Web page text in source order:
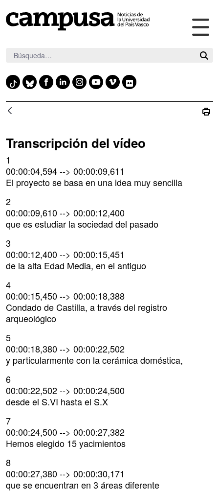
Saltar al contenido principal
T
k
B
k
F
o
k
L
d
n
I
g
a
m
Y
b
V
F
r
Transcripción del vídeo
1
00:00:04,594 --> 00:00:09,611
El proyecto se basa en una idea muy sencilla
2
00:00:09,610 --> 00:00:12,400
que es estudiar la sociedad del pasado
3
00:00:12,400 --> 00:00:15,451
de la alta Edad Media, en el antiguo
4
00:00:15,450 --> 00:00:18,388
Condado de Castilla, a través del registro
arqueológico
5
00:00:18,380 --> 00:00:22,502
y particularmente con la cerámica doméstica,
6
00:00:22,502 --> 00:00:24,500
desde el S.VI hasta el S.X
7
00:00:24,500 --> 00:00:27,382
Hemos elegido 15 yacimientos
8
00:00:27,380 --> 00:00:30,171
que se encuentran en 3 áreas diferente